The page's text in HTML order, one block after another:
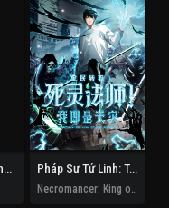
Cô mèo nghiện thuốc lá Pháp Sư Tử Linh: Ta Chính Là Thiên Tai